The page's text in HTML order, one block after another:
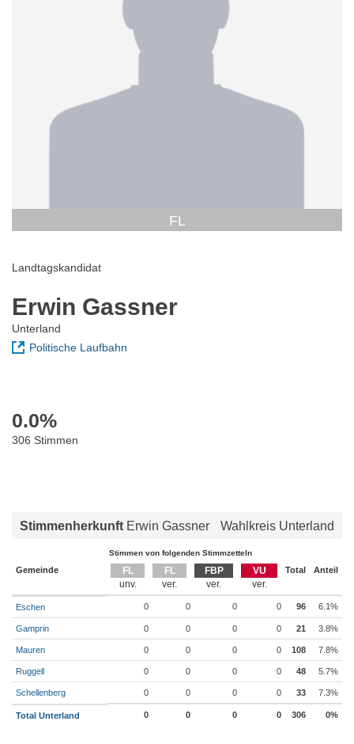
FL
Landtagskandidat
Erwin Gassner
Unterland
Politische Laufbahn
0.0%
306 Stimmen
Stimmenherkunft Erwin Gassner Wahlkreis Unterland
Stimmen von folgenden Stimmzetteln
Gemeinde FL FL FBP VU Total Anteil
Eschen 0 0 0 0 96 6.1%
Gamprin 0 0 0 0 21 3.8%
Mauren 0 0 0 0 108 7.8%
Ruggell 0 0 0 0 48 5.7%
Schellenberg 0 0 0 0 33 7.3%
Total Unterland 0 0 0 0 306 0%